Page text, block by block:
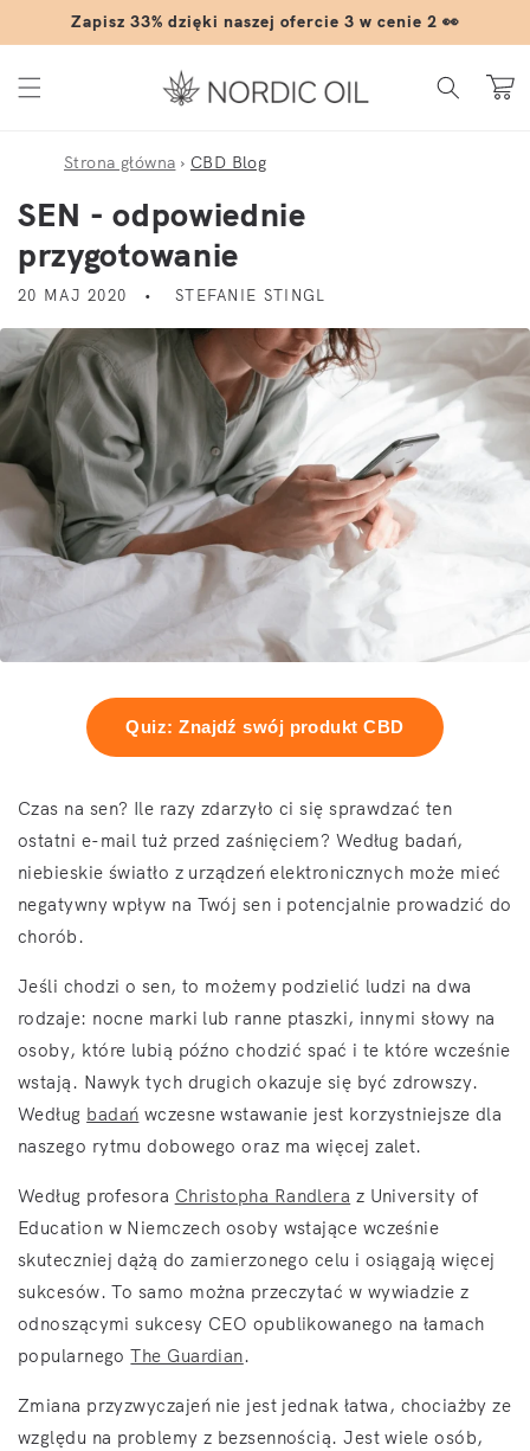
Przejdź do treści
Zapisz 33% dzięki naszej ofercie 3 w cenie 2 👀
Koszyk
Strona główna › CBD Blog
SEN - odpowiednie
przygotowanie
20 MAJ 2020 STEFANIE STINGL
Quiz: Znajdź swój produkt CBD
Czas na sen? Ile razy zdarzyło ci się sprawdzać ten
ostatni e-mail tuż przed zaśnięciem? Według badań,
niebieskie światło z urządzeń elektronicznych może mieć
negatywny wpływ na Twój sen i potencjalnie prowadzić do
chorób.
Jeśli chodzi o sen, to możemy podzielić ludzi na dwa
rodzaje: nocne marki lub ranne ptaszki, innymi słowy na
osoby, które lubią późno chodzić spać i te które wcześnie
wstają. Nawyk tych drugich okazuje się być zdrowszy.
Według badań wczesne wstawanie jest korzystniejsze dla
naszego rytmu dobowego oraz ma więcej zalet.
Według profesora Christopha Randlera z University of
Education w Niemczech osoby wstające wcześnie
skuteczniej dążą do zamierzonego celu i osiągają więcej
sukcesów. To samo można przeczytać w wywiadzie z
odnoszącymi sukcesy CEO opublikowanego na łamach
popularnegoThe Guardian.
Zmiana przyzwyczajeń nie jest jednak łatwa, chociażby ze
względu na problemy z bezsennością. Jest wiele osób,